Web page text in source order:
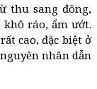
thu sang đông,
ráo, ẩm ướt.
cao, đặc biệt ở
nhân dẫn